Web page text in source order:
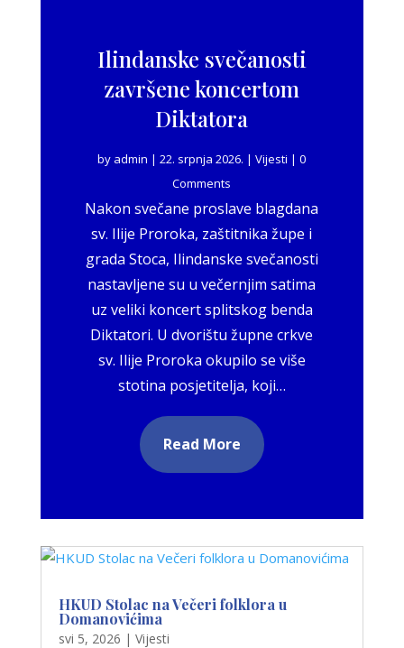
Ilindanske svečanosti
završene koncertom
Diktatora
by admin |22. srpnja 2026. |Vijesti | 0
Comments
Nakon svečane proslave blagdana
sv. Ilije Proroka, zaštitnika župe i
grada Stoca, Ilindanske svečanosti
nastavljene su u večernjim satima
uz veliki koncert splitskog benda
Diktatori. U dvorištu župne crkve
sv. Ilije Proroka okupilo se više
stotina posjetitelja, koji…
Read More
HKUD Stolac na Večeri folklora u
Domanovićima
svi 5, 2026 | Vijesti